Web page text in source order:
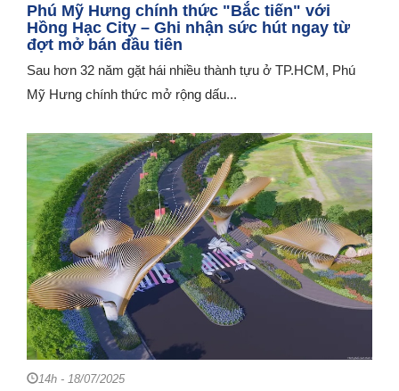
Phú Mỹ Hưng chính thức "Bắc tiến" với
Hồng Hạc City – Ghi nhận sức hút ngay từ
đợt mở bán đầu tiên
Sau hơn 32 năm gặt hái nhiều thành tựu ở TP.HCM, Phú
Mỹ Hưng chính thức mở rộng dấu...
14h - 18/07/2025